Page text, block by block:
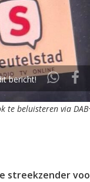
bericht!
beluisteren via
streekzender